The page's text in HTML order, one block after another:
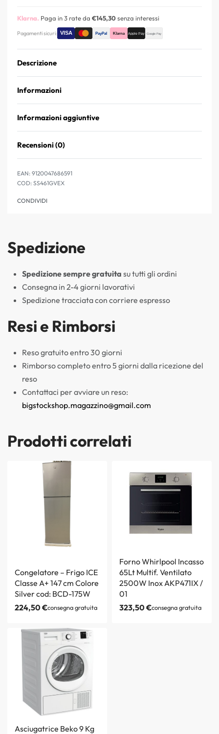
Klarna. Paga in 3 rate da €145,30senza interessi
Pagamenti sicuri:
Descrizione
Informazioni
Informazioni aggiuntive
Recensioni (0)
EAN: 9120047686591
SS461GVEX
CONDIVIDI
Spedizione
Spedizione sempre gratuita su tutti gli ordini
Consegna in 2-4 giorni lavorativi
Spedizione tracciata con corriere espresso
Resi e Rimborsi
Reso gratuito entro 30 giorni
Rimborso completo entro 5 giorni dalla ricezione del
reso
Contattaci per avviare un reso:
bigstockshop.magazzino@gmail.com
Prodotti correlati
Congelatore – Frigo ICE
Classe A+ 147 cm Colore
Silver cod: BCD-175W
224,50€consegna gratuita
Forno Whirlpool Incasso
65Lt Multif. Ventilato
2500W Inox AKP471IX /
01
323,50€consegna gratuita
Asciugatrice Beko 9 Kg